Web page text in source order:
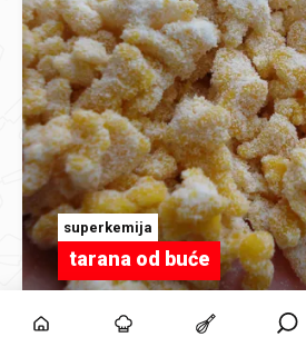
superkemija
tarana od buće